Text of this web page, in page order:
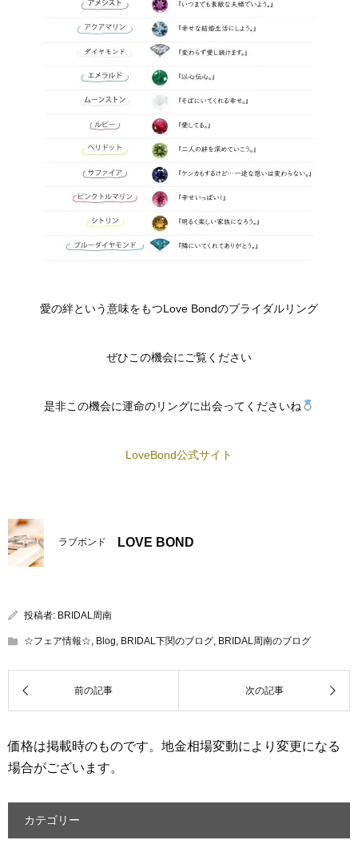
愛の絆という意味をもつLove Bondのブライダルリング
ぜひこの機会にご覧ください
是非この機会に運命のリングに出会ってくださいね
LoveBond公式サイト
ラブボンド LOVE BOND
投稿者: BRIDAL周南
☆フェア情報☆ Blog BRIDAL下関のブログ BRIDAL周南のブログ
価格は掲載時のものです。地金相場変動により変更になる
場合がございます。
カテゴリー